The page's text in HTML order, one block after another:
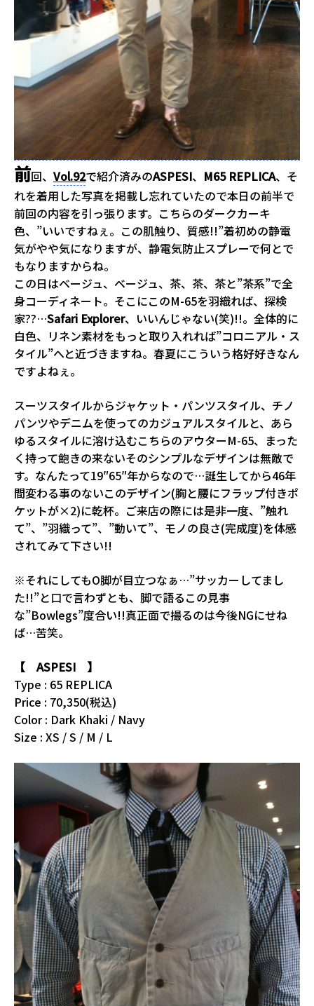
前回、 Vol.92で紹介済みのASPESI、 M65 REPLICA、そ
れを着用した写真を掲載し忘れていたので本日の前半で
前回の内容を引っ張ります。こちらのダークカーキ
色、”いいですねぇ。この肌触り、質感!!”着初めの静電
気がやや気になりますが、静電気防止スプレーで何とで
もなりますからね。
この日はベージュ、ベージュ、茶、茶、茶と”茶系”で全
身コーディネート。そこにこのM-65を羽織れば、探検
家??…Safari Explorer、いいんじゃない(笑)!!。全体的に
白色、リネン素材をもっと取り入れれば”コロニアル・ス
タイル”へと近づきますね。春夏にこういう格好好きなん
ですよねぇ。
スーツスタイルからジャケット・パンツスタイル、チノ
パンツやデニムを使ってのカジュアルスタイルと、あら
ゆるスタイルに溶け込むこちらのアウターM-65、まった
く持って飽きの来ないそのシンプルなデザインは無敵で
す。なんたって19″65″年からなので…誕生してから46年
間変わる事のないこのデザイン(胸と腰にフラップ付きポ
ケットが×2)に乾杯。ご来店の際には是非一度、”触れ
て”、”羽織って”、”動いて”、モノの良さ(完成度)を体感
されてみて下さい!!
※それにしてもO脚が目立つなぁ…”サッカーしてまし
た!!”と口で言わずとも、脚で語るこの見事
な”Bowlegs”度合い!!真正面で撮るのは今後NGにせね
ば…苦笑。
【 ASPESI 】
Type : 65 REPLICA
Price : 70,350(税込)
Color : Dark Khaki / Navy
Size : XS / S / M / L